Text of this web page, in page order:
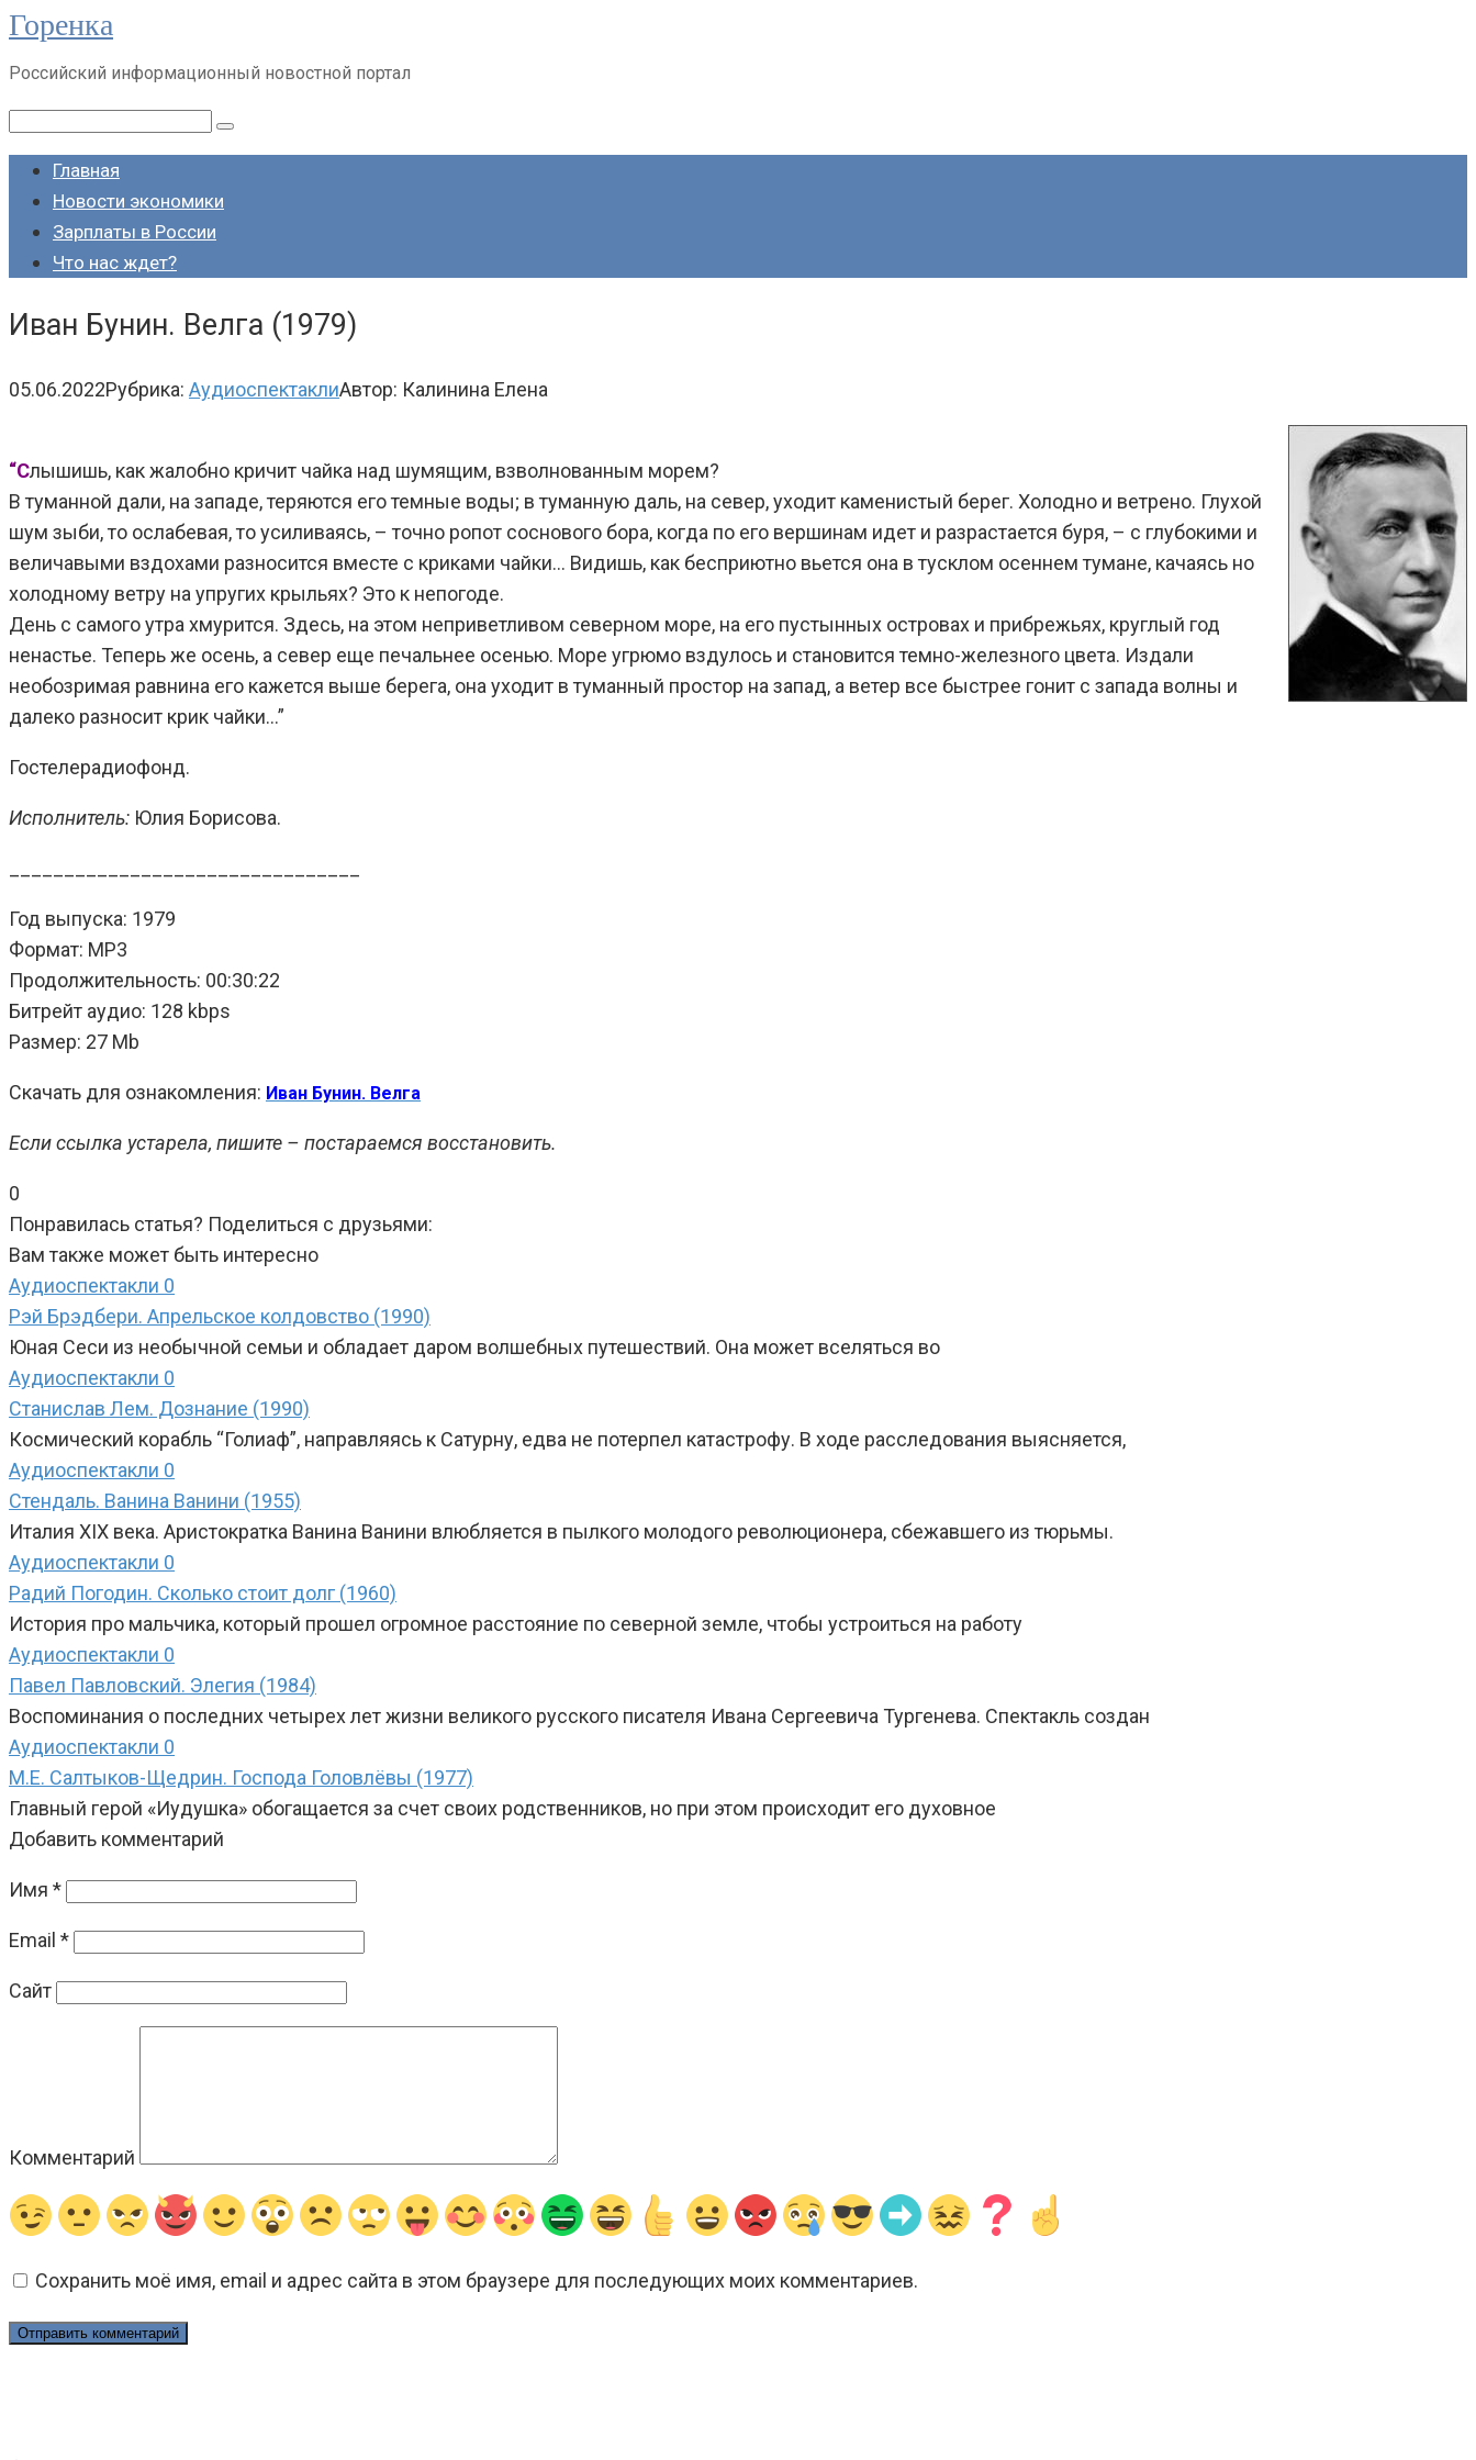
Перейти
контенту
Горенка
Российский информационный новостной портал
Поиск:
Главная
Новости экономики
Зарплаты в России
Что нас ждет?
Иван Бунин. Велга (1979)
05.06.2022Рубрика: АудиоспектаклиАвтор: Калинина Елена
“Слышишь, как жалобно кричит чайка над шумящим, взволнованным морем?
В туманной дали, на западе, теряются его темные воды; в туманную даль, на север, уходит каменистый берег. Холодно и ветрено. Глухой
шум зыби, то ослабевая, то усиливаясь, – точно ропот соснового бора, когда по его вершинам идет и разрастается буря, – с глубокими и
величавыми вздохами разносится вместе с криками чайки… Видишь, как бесприютно вьется она в тусклом осеннем тумане, качаясь но
холодному ветру на упругих крыльях? Это к непогоде.
День с самого утра хмурится. Здесь, на этом неприветливом северном море, на его пустынных островах и прибрежьях, круглый год
ненастье. Теперь же осень, а север еще печальнее осенью. Море угрюмо вздулось и становится темно-железного цвета. Издали
необозримая равнина его кажется выше берега, она уходит в туманный простор на запад, а ветер все быстрее гонит с запада волны и
далеко разносит крик чайки…”
Гостелерадиофонд.
Исполнитель: Юлия Борисова.
Год выпуска: 1979
Формат: MP3
Продолжительность: 00:30:22
Битрейт аудио: 128 kbps
Размер: 27 Mb
Скачать для ознакомления: Иван Бунин. Велга
Если ссылка устарела, пишите – постараемся восстановить.
0
Понравилась статья? Поделиться с друзьями:
Вам также может быть интересно
Аудиоспектакли 0
Рэй Брэдбери. Апрельское колдовство (1990)
Юная Сеси из необычной семьи и обладает даром волшебных путешествий. Она может вселяться во
Аудиоспектакли 0
Станислав Лем. Дознание (1990)
Космический корабль “Голиаф”, направляясь к Сатурну, едва не потерпел катастрофу. В ходе расследования выясняется,
Аудиоспектакли 0
Стендаль. Ванина Ванини (1955)
Италия XIX века. Аристократка Ванина Ванини влюбляется в пылкого молодого революционера, сбежавшего из тюрьмы.
Аудиоспектакли 0
Радий Погодин. Сколько стоит долг (1960)
История про мальчика, который прошел огромное расстояние по северной земле, чтобы устроиться на работу
Аудиоспектакли 0
Павел Павловский. Элегия (1984)
Воспоминания о последних четырех лет жизни великого русского писателя Ивана Сергеевича Тургенева. Спектакль создан
Аудиоспектакли 0
М.Е. Салтыков-Щедрин. Господа Головлёвы (1977)
Главный герой «Иудушка» обогащается за счет своих родственников, но при этом происходит его духовное
Добавить комментарий
Имя *
Email *
Сайт
Комментарий
Сохранить моё имя, email и адрес сайта в этом браузере для последующих моих комментариев.